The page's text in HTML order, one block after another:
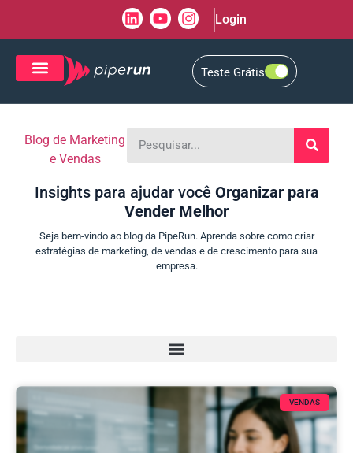
Login
Teste Grátis
Blog de Marketing
e Vendas
Insights para ajudar você Organizar para
Vender Melhor
Seja bem-vindo ao blog da PipeRun. Aprenda sobre como criar
estratégias de marketing, de vendas e de crescimento para sua
empresa.
VENDAS